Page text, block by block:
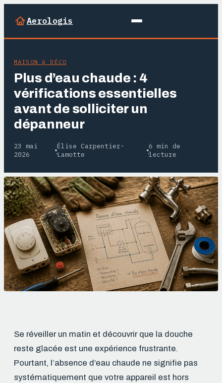
Aerologis
MAISON & DÉCO
Plus d’eau chaude : 4
vérifications essentielles
avant de solliciter un
dépanneur
23 mai
2026
·
Élise Carpentier-
Lamotte
·
6 min de
lecture
Se réveiller un matin et découvrir que la douche
reste glacée est une expérience frustrante.
Pourtant, l’absence d’eau chaude ne signifie pas
systématiquement que votre appareil est hors